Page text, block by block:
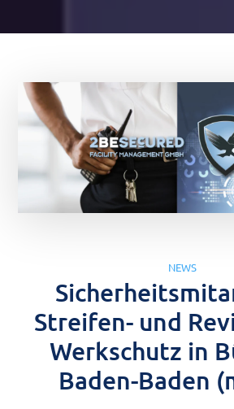
NEWS
Streifen- und
Werkschutz in
Baden-Baden